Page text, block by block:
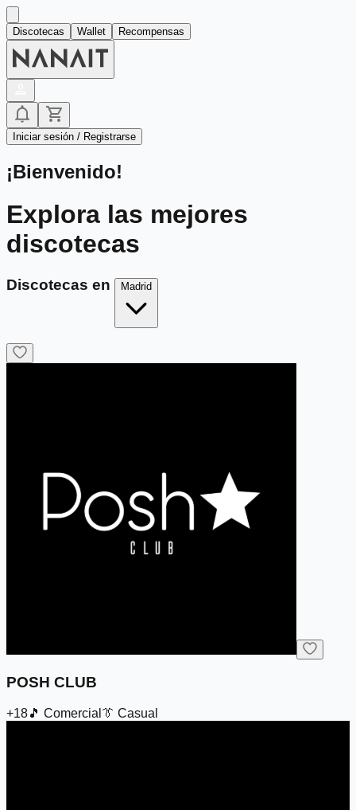
Discotecas Wallet Recompensas
Iniciar sesión / Registrarse
¡Bienvenido!
Explora las mejores
discotecas
Discotecas en Madrid
POSH CLUB
+18🎵 Comercial 👔 Casual